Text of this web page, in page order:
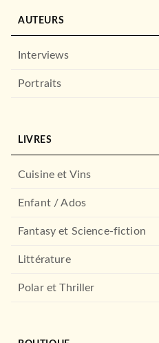
Guérison par l'esprit
Stefan Zweig
AUTEURS
Interviews
Portraits
LIVRES
Cuisine et Vins
Enfant / Ados
Fantasy et Science-fiction
Littérature
Polar et Thriller